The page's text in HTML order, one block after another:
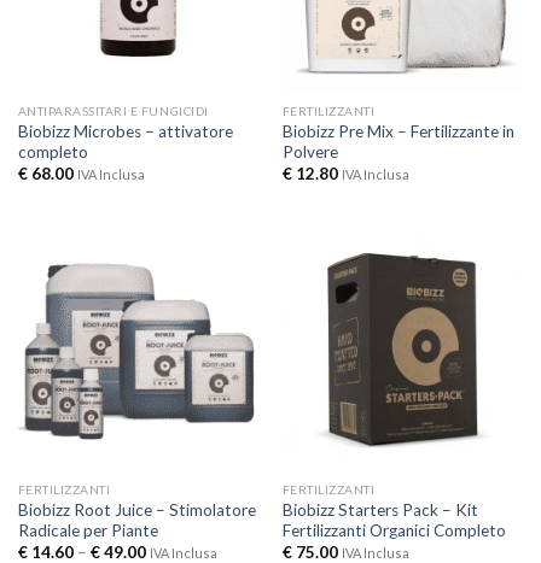
ANTIPARASSITARI E FUNGICIDI
Biobizz Microbes – attivatore
completo
€68.00 IVA Inclusa
FERTILIZZANTI
Biobizz Pre Mix – Fertilizzante in
Polvere
€12.80 IVA Inclusa
FERTILIZZANTI
Biobizz Root Juice – Stimolatore
Radicale per Piante
€14.60– €49.00 IVA Inclusa
FERTILIZZANTI
Biobizz Starters Pack – Kit
Fertilizzanti Organici Completo
€75.00 IVA Inclusa